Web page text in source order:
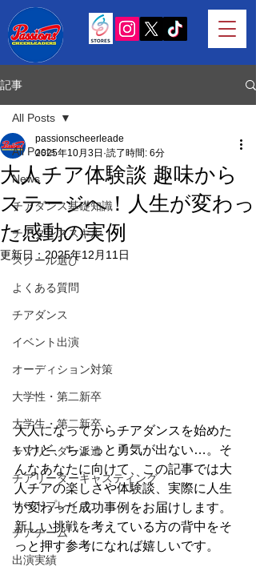
記事
All Posts
News
チアダンス基礎知識
チアダンススキル
スクール選び
よくある質問
チアダンス
イベント出演
オーディション対策
大学性・第二新卒
大学生・第二新卒
チアリーダー派遣
チアリーダーキャスティング
サードプレイス
チアチーム
出演実績
All Posts
大人チア体験談 趣味から
ステージへ！人生が変わっ
た感動の実例
passionscheerleade
2025年10月3日 読了時間: 6分
更新日： 2025年12月11日
大人になってからチアダンスを始めた
いけど、ちょっと勇気が出ない…。そ
んなあなたに向けて、この記事では大
人チアの楽しさや体験談、実際に人生
が変わった成功事例をお届けします。
新しい挑戦を考えている方の背中をそ
っと押す参考になれば嬉しいです。